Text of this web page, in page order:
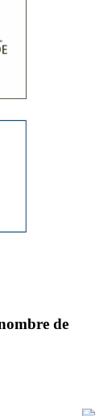
de